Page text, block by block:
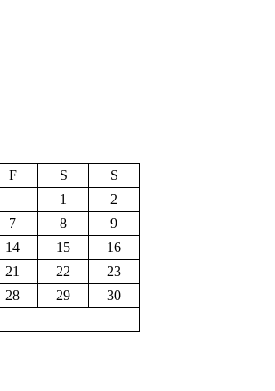
F S
S
1
2
7 8
9
14 15
16
21 22
23
28 29
30